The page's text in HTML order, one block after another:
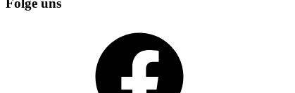
Folge uns